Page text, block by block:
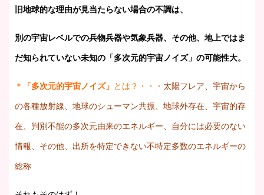
旧地球的な理由が見当たらない場合の不調は、
別の宇宙レベルでの兵物兵器や気象兵器、その他、地上ではま
だ知られていない未知の「多次元的宇宙ノイズ」の可能性大。
＊ 「多次元的宇宙ノイズ」 とは？・・・ 太陽フレア、宇宙から
の各種放射線、地球のシューマン共振、地球外存在、宇宙的存
在、判別不能の多次元由来のエネルギー、自分には必要のない
情報、その他、出所を特定できない不特定多数のエネルギーの
総称